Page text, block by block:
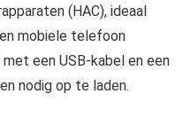
(HAC), ideaal
mobiele telefoon
een USB-kabel en een
nodig op te laden.